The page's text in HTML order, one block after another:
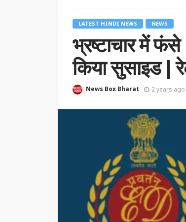
LATEST HINDI NEWS NEWS
भ्रष्टाचार में
किया सुसाइड |
News Box Bharat 2 years ago